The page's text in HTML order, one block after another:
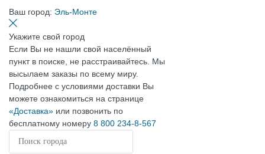
Ваш город: Эль-Монте
Укажите свой город
Если Вы не нашли свой населённый
пункт в поиске, не расстраивайтесь. Мы
высылаем заказы по всему миру.
Подробнее с условиями доставки Вы
можете ознакомиться на странице
«Доставка» или позвонить по
бесплатному номеру 8 800 234-8-567